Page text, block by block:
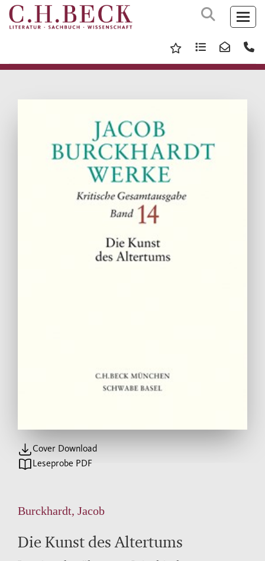
Cover Download
Leseprobe PDF
Burckhardt, Jacob
Die Kunst des Altertums